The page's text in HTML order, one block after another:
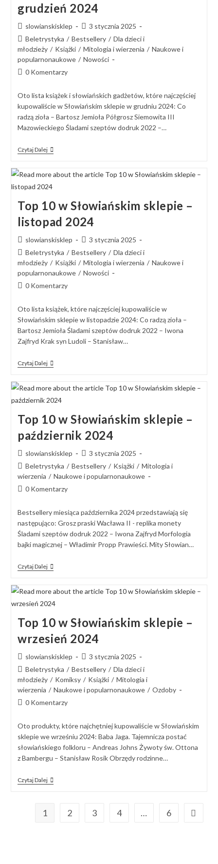
grudzień 2024
slowianskisklep
3 stycznia 2025
Beletrystyka / Bestsellery / Dla dzieci i
młodzieży / Książki / Mitologia i wierzenia / Naukowe i
popularnonaukowe / Nowości
0 Komentarzy
Oto lista książek i słowiańskich gadżetów, które najczęściej
kupowaliście w Słowiańskim sklepie w grudniu 2024: Co
radzą zioła – Bartosz Jemioła Półgrosz Siemowita III
Mazowieckiego Śladami szeptów dodruk 2022 –…
Czytaj Dalej
Top 10 w Słowiańskim sklepie –
listopad 2024
slowianskisklep
3 stycznia 2025
Beletrystyka / Bestsellery / Dla dzieci i
młodzieży / Książki / Mitologia i wierzenia / Naukowe i
popularnonaukowe / Nowości
0 Komentarzy
Oto lista książek, które najczęściej kupowaliście w
Słowiańskim sklepie w listopadzie 2024: Co radzą zioła –
Bartosz Jemioła Śladami szeptów dodruk 2022 – Iwona
Zajfryd Krak syn Ludoli – Stanisław…
Czytaj Dalej
Top 10 w Słowiańskim sklepie –
październik 2024
slowianskisklep
3 stycznia 2025
Beletrystyka / Bestsellery / Książki / Mitologia i
wierzenia / Naukowe i popularnonaukowe
0 Komentarzy
Bestsellery miesiąca października 2024 przedstawiają się
następująco: Grosz praski Wacława II - replika monety
Śladami szeptów dodruk 2022 – Iwona Zajfryd Morfologia
bajki magicznej – Władimir Propp Prawieści. Mity Słowian…
Czytaj Dalej
Top 10 w Słowiańskim sklepie –
wrzesień 2024
slowianskisklep
3 stycznia 2025
Beletrystyka / Bestsellery / Dla dzieci i
młodzieży / Komiksy / Książki / Mitologia i
wierzenia / Naukowe i popularnonaukowe / Ozdoby
0 Komentarzy
Oto produkty, które najchętniej kupowaliście w Słowiańskim
sklepie we wrześniu 2024: Baba Jaga. Tajemnicza postać
słowiańskiego folkloru – Andreas Johns Żywoty św. Ottona
z Bambergu – Stanisław Rosik Obrzędy rodzinne…
Czytaj Dalej
1 2 3 4 … 6